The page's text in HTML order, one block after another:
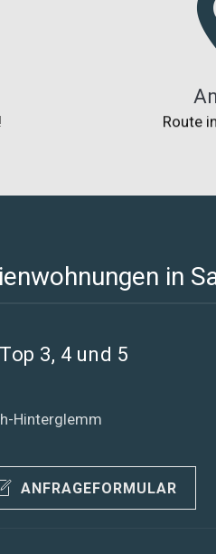
Route
in
3, 4 und 5
Hinterglemm
ANFRAGEFORMULAR